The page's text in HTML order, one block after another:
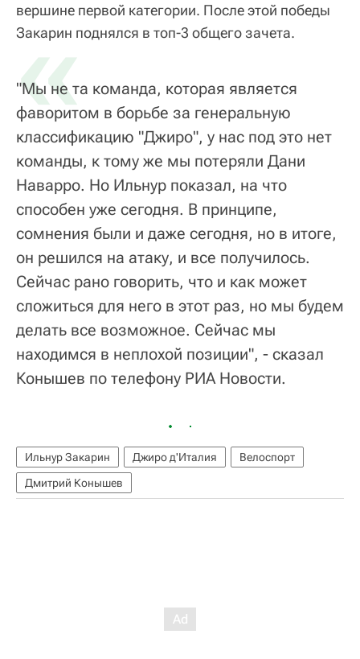
вершине первой категории. После этой победы
Закарин поднялся в топ-3 общего зачета.
«
"Мы не та команда, которая является
фаворитом в борьбе за генеральную
классификацию "Джиро", у нас под это нет
команды, к тому же мы потеряли Дани
Наварро. Но Ильнур показал, на что
способен уже сегодня. В принципе,
сомнения были и даже сегодня, но в итоге,
он решился на атаку, и все получилось.
Сейчас рано говорить, что и как может
сложиться для него в этот раз, но мы будем
делать все возможное. Сейчас мы
находимся в неплохой позиции", - сказал
Конышев по телефону РИА Новости.
Ильнур Закарин Джиро д'Италия
Велоспорт
Дмитрий Конышев